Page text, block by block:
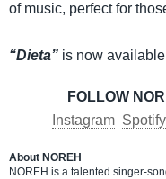
of music, perfect for
“Dieta” is now
FOLLOW
Instagram Spotify
About NOREH
NOREH is a talented singer-